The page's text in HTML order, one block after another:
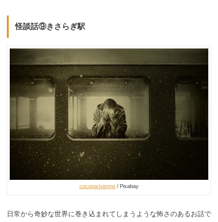
怪談話⑨きさらぎ駅
cocoparisienne / Pixabay
日常から奇妙な世界に巻き込まれてしまうような怖さのあるお話で